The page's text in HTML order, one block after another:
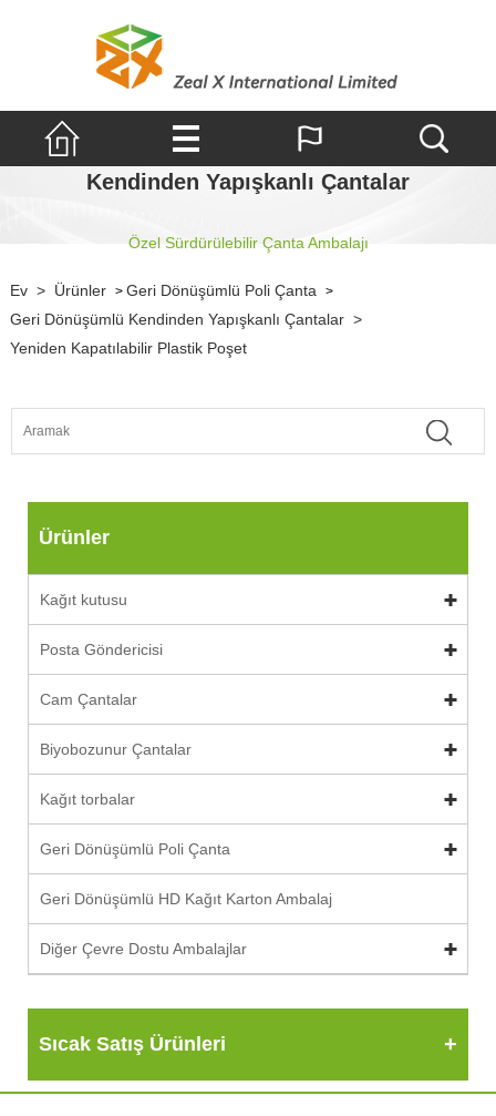
Kendinden Yapışkanlı Çantalar
Özel Sürdürülebilir Çanta Ambalajı
Ev > Ürünler > Geri Dönüşümlü Poli Çanta >
Geri Dönüşümlü Kendinden Yapışkanlı Çantalar >
Yeniden Kapatılabilir Plastik Poşet
Ürünler
Kağıt kutusu
Posta Göndericisi
Cam Çantalar
Biyobozunur Çantalar
Kağıt torbalar
Geri Dönüşümlü Poli Çanta
Geri Dönüşümlü HD Kağıt Karton Ambalaj
Diğer Çevre Dostu Ambalajlar
Sıcak Satış Ürünleri